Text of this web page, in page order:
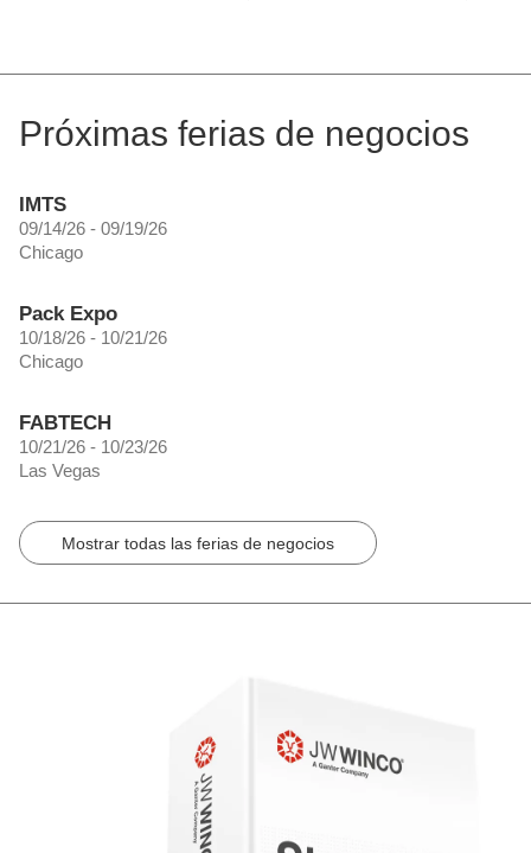
Próximas ferias de negocios
IMTS
09/14/26 - 09/19/26
Chicago
Pack Expo
10/18/26 - 10/21/26
Chicago
FABTECH
10/21/26 - 10/23/26
Las Vegas
Mostrar todas las ferias de negocios